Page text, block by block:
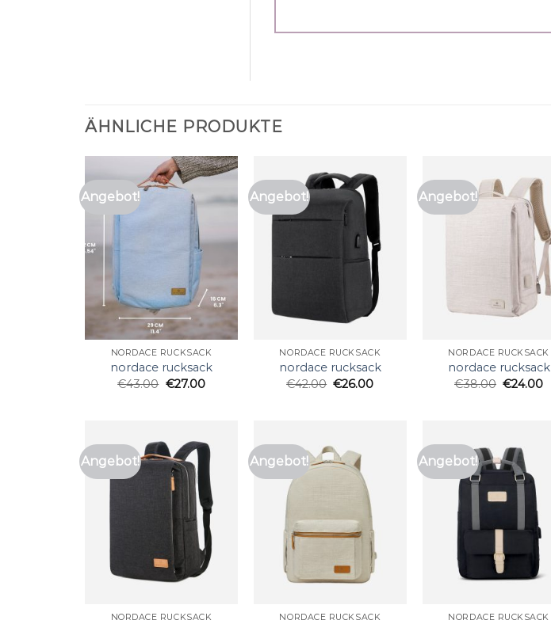
ÄHNLICHE PRODUKTE
Angebot!
NORDACE RUCKSACK
nordace rucksack
€43.00 €27.00
Angebot!
NORDACE RUCKSACK
nordace rucksack
€42.00 €26.00
Angebot!
NORDACE RUCKSACK
nordace rucksack
€38.00 €24.00
Angebot!
NORDACE RUCKSACK
Angebot!
NORDACE RUCKSACK
Angebot!
NORDACE RUCKSACK